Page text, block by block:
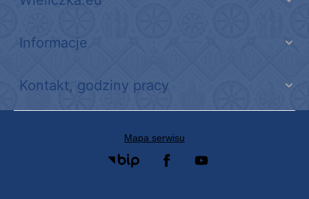
Informacje
Kontakt, godziny pracy
Mapa serwisu